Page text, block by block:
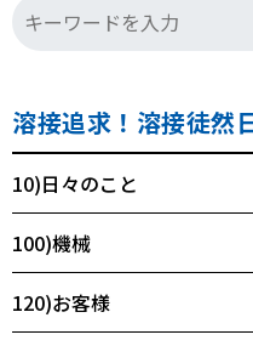
溶接追求！溶接徒然
10)日々のこと
100)機械
120)お客様